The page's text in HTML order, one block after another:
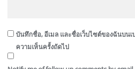
บันทึกชื่อ, อีเมล และชื่อเว็บไซต์ของฉันบนเ
ความเห็นครั้งถัดไป